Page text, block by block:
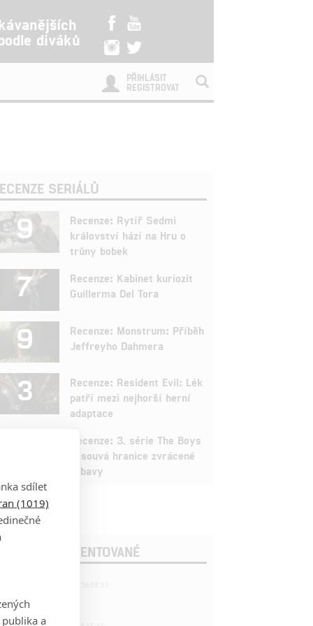
diváků
PŘIHLÁSIT
REGISTROVAT
SERIÁLŮ
9
Recenze: Rytíř Sedmi
království hází na Hru o
trůny bobek
7
Recenze: Kabinet kuriozit
Guillerma Del Tora
9
Recenze: Monstrum: Příběh
Jeffreyho Dahmera
3
Recenze: Resident Evil: Lék
patří mezi nejhorší herní
adaptace
Recenze: 3. série The Boys
posouvá hranice zvrácené
zábavy
KOMENTOVANÉ
彈專家
sdílet
(1019)
a